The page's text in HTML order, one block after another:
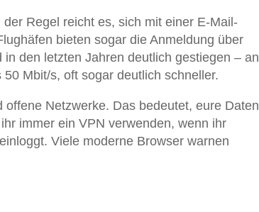
Regel reicht es, sich mit einer E-Mail-
bieten sogar die Anmeldung über
den letzten Jahren deutlich gestiegen – an
Mbit/s, oft sogar deutlich schneller.
Netzwerke. Das bedeutet, eure Daten
immer ein VPN verwenden, wenn ihr
Viele moderne Browser warnen